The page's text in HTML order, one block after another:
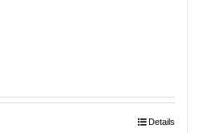
Details